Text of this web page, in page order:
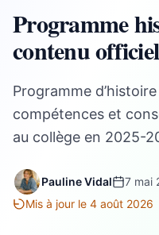
Programme
contenu
Programme
compétences et
au collège en 2025-
Pauline Vidal 7 mai
Mis à jour le 4 août 2026